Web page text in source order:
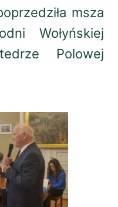
msza
Wołyńskiej
Polowej